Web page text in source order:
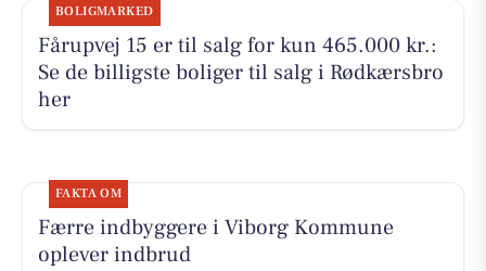
BOLIGMARKED
Fårupvej 15 er til salg for kun 465.000 kr.:
Se de billigste boliger til salg i Rødkærsbro
her
FAKTA OM
Færre indbyggere i Viborg Kommune
oplever indbrud